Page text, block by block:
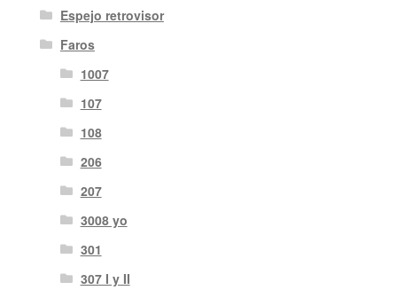
Espejo retrovisor
Faros
1007
107
108
206
207
3008 yo
301
307 I y II